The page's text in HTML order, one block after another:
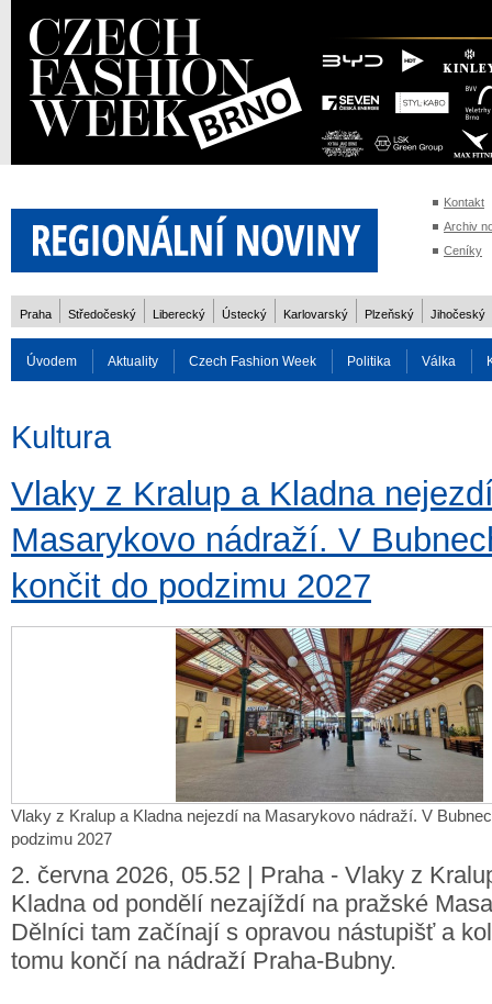
Kontakt
Archiv
Ceníky
Praha Středočeský Liberecký Ústecký Karlovarský Plzeňský Jihočeský
Úvodem Aktuality Czech Fashion Week Politika Válka
Kultura
Vlaky z Kralup a Kladna
Masarykovo nádraží. V
končit do podzimu 2027
Vlaky z Kralup a Kladna nejezdí na Masarykovo nádraží. V
podzimu 2027
2. června 2026, 05.52 | Praha - Vlaky z
Kladna od pondělí nezajíždí na pražské
Dělníci tam začínají s opravou nástupišť a
tomu končí na nádraží Praha-Bubny.